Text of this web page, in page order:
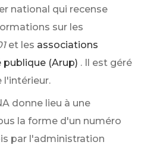
national qui recense
sur les
et les associations
(Arup) . Il est géré
l'intérieur.
donne lieu à une
la forme d'un numéro
par l'administration